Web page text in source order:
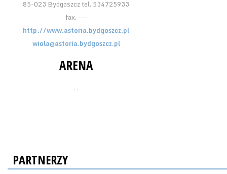
85-023 Bydgoszcz tel. 534725933
fax. ---
http://www.astoria.bydgoszcz.pl
wiola@astoria.bydgoszcz.pl
ARENA
, ,
PARTNERZY